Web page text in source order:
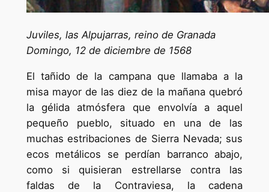
Juviles, las Alpujarras, reino de Granada
Domingo, 12 de diciembre de 1568
El tañido de la campana que llamaba a la
misa mayor de las diez de la mañana quebró
la gélida atmósfera que envolvía a aquel
pequeño pueblo, situado en una de las
muchas estribaciones de Sierra Nevada; sus
ecos metálicos se perdían barranco abajo,
como si quisieran estrellarse contra las
faldas de la Contraviesa, la cadena